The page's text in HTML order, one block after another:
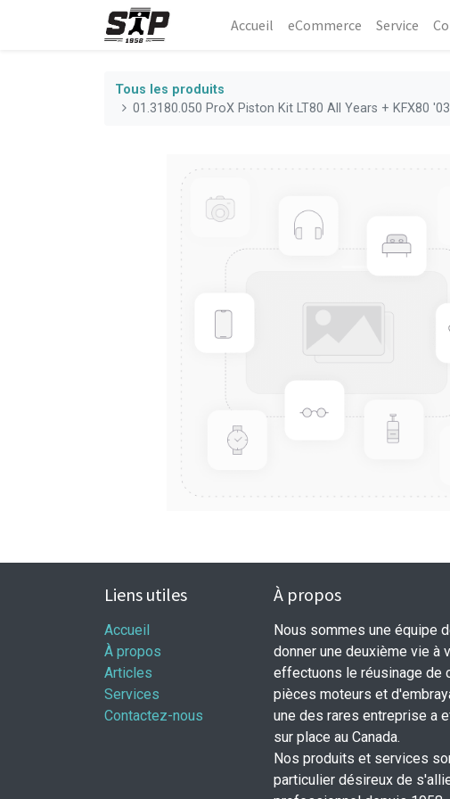
Accueil eCommerce​ Service
Tous les produits
01.3180.050 ProX Piston Kit LT80 All Years + KFX80
Liens utiles
Accueil
À propos
Articles
Services
Contactez-nous
À propos
Nous sommes une équipe
donner une deuxième vie à
effectuons le réusinage de
pièces moteurs et
une des rares entreprise a
sur place au Canada.
Nos produits et services
particulier désireux de